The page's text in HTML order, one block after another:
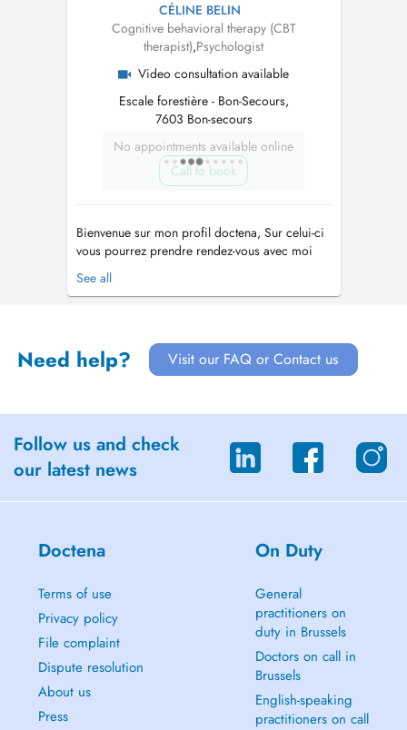
CÉLINE BELIN
Cognitive behavioral therapy (CBT
therapist),Psychologist
Video consultation available
Escale forestière - Bon-Secours,
7603 Bon-secours
No appointments available online
Call to book
Bienvenue sur mon profil doctena, Sur celui-ci
vous pourrez prendre rendez-vous avec moi
pour une séance en cabinet, en extérieur
(walking therapy) ou en visio-conférence. Ma
qui est important pour vous dans cette...
See all
Need help? Visit our FAQ or Contact us
Follow us and check
our latest news
Doctena
Terms of use
Privacy policy
File complaint
Dispute resolution
About us
Press
On Duty
General
practitioners on
duty in Brussels
Doctors on call in
Brussels
English-speaking
practitioners on call